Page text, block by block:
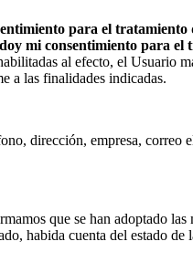
para el tratamiento
mi consentimiento para el
al efecto, el Usuario
a las finalidades indicadas.
dirección, empresa,
que se han adoptado
habida cuenta del estado